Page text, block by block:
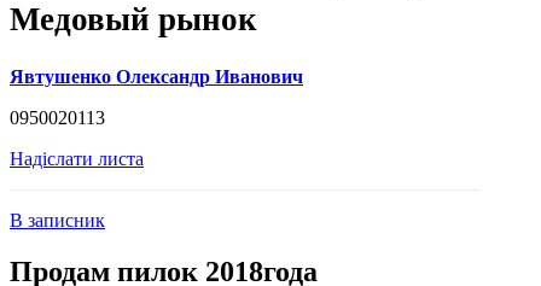
Медовый рынок
Явтушенко Олександр Иванович
0950020113
Надіслати листа
В записник
Продам пилок 2018года